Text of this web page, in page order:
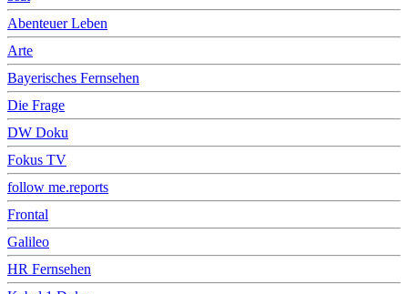
Abenteuer Leben
Arte
Bayerisches Fernsehen
Die Frage
DW Doku
Fokus TV
follow me.reports
Frontal
Galileo
HR Fernsehen